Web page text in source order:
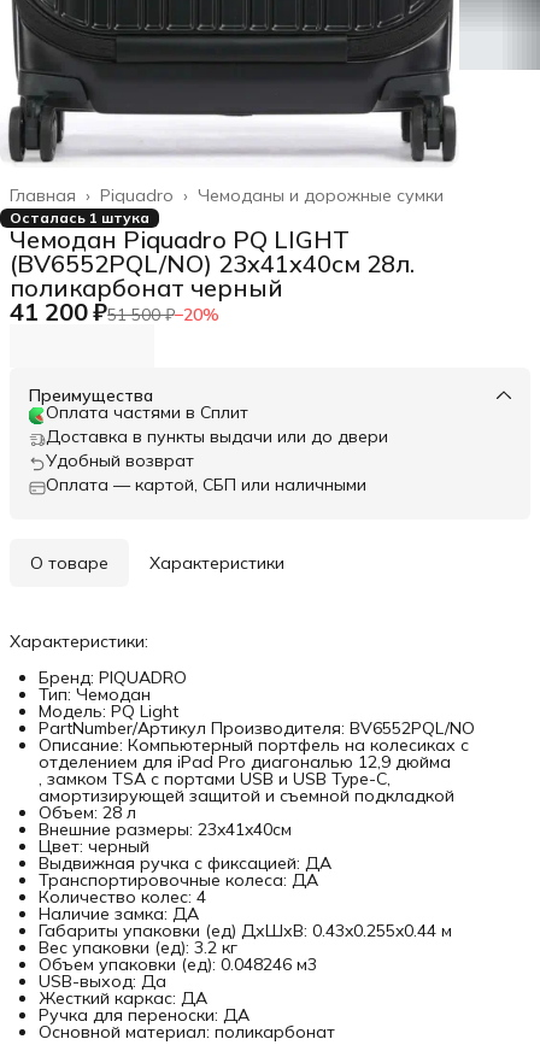
Чемоданы и дорожные сумки
Piquadro ›
Главная ›
Осталась 1 штука
Чемодан Piquadro PQ LIGHT
(BV6552PQL/NO) 23x41x40см 28л.
поликарбонат черный
41 200 ₽51 500 ₽−20%
Преимущества
Оплата частями в Сплит
Доставка в пункты выдачи или до двери
Удобный возврат
Оплата — картой, СБП или наличными
О товаре Характеристики
Характеристики:
Бренд: PIQUADRO
Тип: Чемодан
Модель: PQ Light
PartNumber/Артикул Производителя: BV6552PQL/NO
Описание: Компьютерный портфель на колесиках с
отделением для iPad Pro диагональю 12,9 дюйма
, замком TSA с портами USB и USB Type-C,
амортизирующей защитой и съемной подкладкой
Объем: 28 л
Внешние размеры: 23x41x40см
Цвет: черный
Выдвижная ручка с фиксацией: ДА
Транспортировочные колеса: ДА
Количество колес: 4
Наличие замка: ДА
Габариты упаковки (ед) ДхШхВ: 0.43x0.255x0.44 м
Вес упаковки (ед): 3.2 кг
Объем упаковки (ед): 0.048246 м3
USB-выход: Да
Жесткий каркас: ДА
Ручка для переноски: ДА
Основной материал: поликарбонат